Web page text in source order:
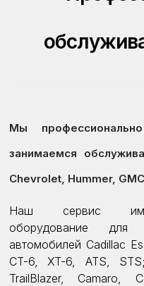
Мы
занимаемся
Chevrolet, Hummer,
Наш сервис
оборудование для
автомобилей Cadillac
CT-6, XT-6, ATS,
TrailBlazer, Camaro,